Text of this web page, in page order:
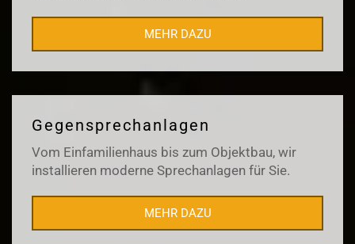
MEHR DAZU
Gegensprechanlagen
Vom Einfamilienhaus bis zum Objektbau, wir
installieren moderne Sprechanlagen für Sie.
MEHR DAZU